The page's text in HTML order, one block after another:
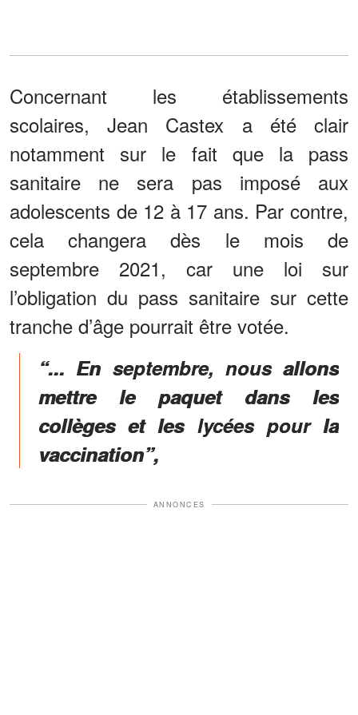
Concernant les établissements
scolaires, Jean Castex a été clair
notamment sur le fait que la pass
sanitaire ne sera pas imposé aux
adolescents de 12 à 17 ans. Par contre,
cela changera dès le mois de
septembre 2021, car une loi sur
l’obligation du pass sanitaire sur cette
tranche d’âge pourrait être votée.
“... En septembre, nous allons
mettre le paquet dans les
collèges et les lycées pour la
vaccination”,
ANNONCES